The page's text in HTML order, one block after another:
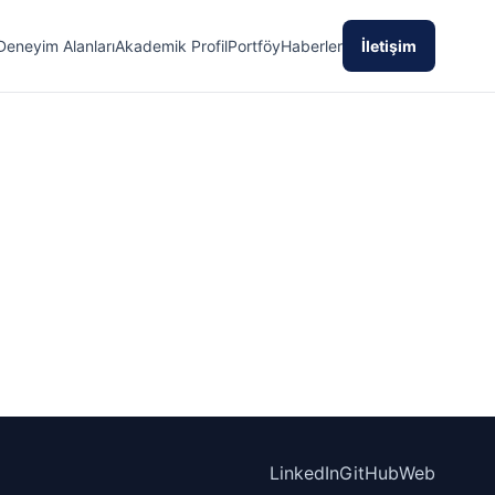
AlanlarıAkademik ProfilPortföyHaberler İletişim
LinkedInGitHubWeb